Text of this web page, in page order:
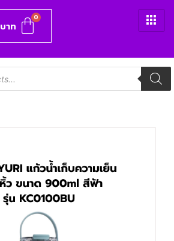
บาท